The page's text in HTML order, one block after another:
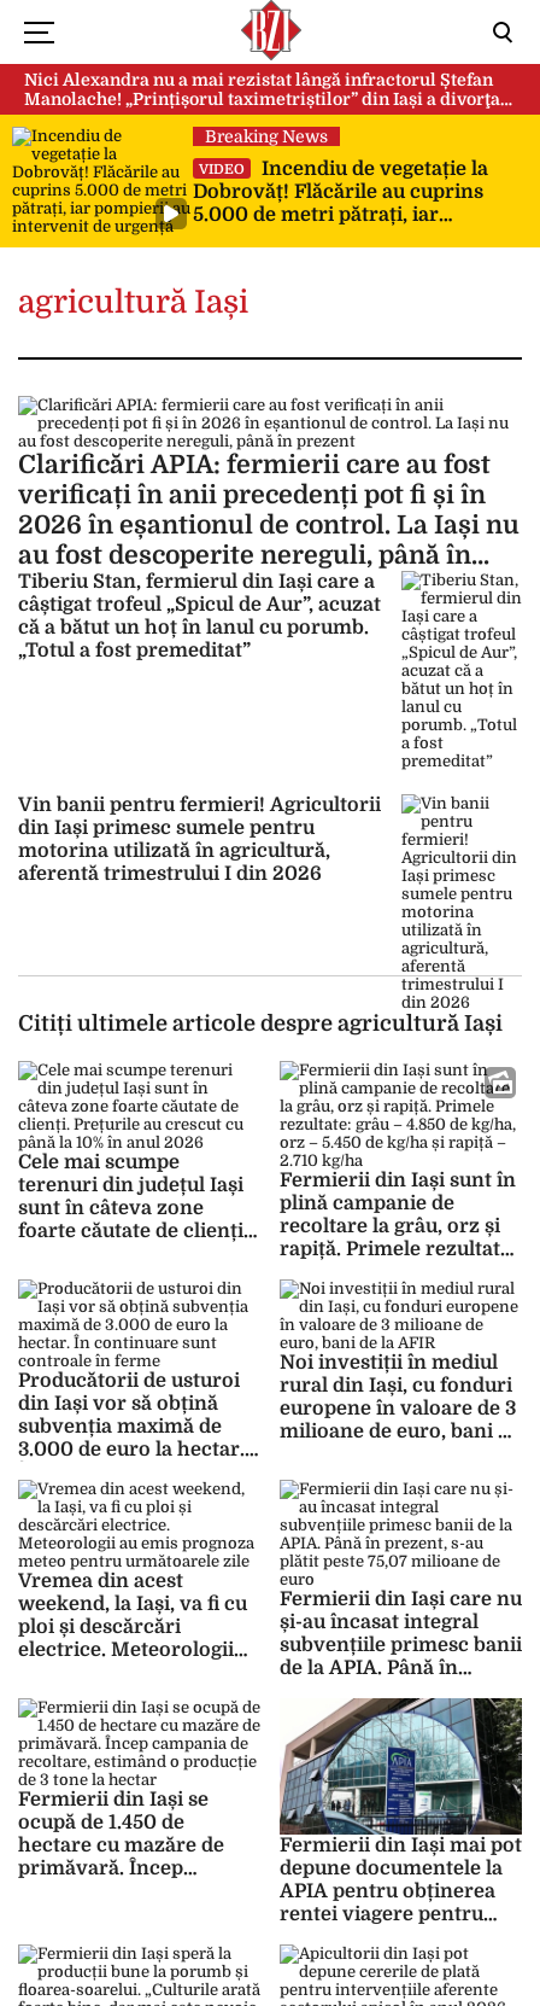
Nici Alexandra nu a mai rezistat lângă infractorul Ștefan
Manolache! „Prințișorul taximetriștilor” din Iași a divorţat
după doi ani de căsnicie
Breaking News
VIDEO
Incendiu de vegetație la
Dobrovăț! Flăcările au cuprins
5.000 de metri pătrați, iar
agricultură Iași
Clarificări APIA: fermierii care au fost
verificați în anii precedenți pot fi și în
2026 în eșantionul de control. La Iași nu
au fost descoperite nereguli, până în
prezent
Tiberiu Stan, fermierul din Iași care a
câștigat trofeul „Spicul de Aur”, acuzat
că a bătut un hoț în lanul cu porumb.
„Totul a fost premeditat”
Vin banii pentru fermieri! Agricultorii
din Iași primesc sumele pentru
motorina utilizată în agricultură,
aferentă trimestrului I din 2026
Citiți ultimele articole despre agricultură Iași
Cele mai scumpe
terenuri din județul Iași
sunt în câteva zone
foarte căutate de clienți.
până la 10% în anul 2026
Fermierii din Iași sunt în
plină campanie de
recoltare la grâu, orz și
rapiță. Primele rezultate:
orz – 5.450 de kg/ha și
rapiță – 2.710 kg/ha
Producătorii de usturoi
din Iași vor să obțină
subvenția maximă de
3.000 de euro la hectar.
controale în ferme
Noi investiții în mediul
rural din Iași, cu fonduri
europene în valoare de 3
milioane de euro, bani de
Vremea din acest
weekend, la Iași, va fi cu
ploi și descărcări
electrice. Meteorologii
pentru următoarele zile
Fermierii din Iași care nu
și-au încasat integral
subvențiile primesc banii
de la APIA. Până în
75,07 milioane de euro
Fermierii din Iași se
ocupă de 1.450 de
hectare cu mazăre de
primăvară. Încep
Fermierii din Iași mai pot
depune documentele la
APIA pentru obținerea
rentei viagere pentru